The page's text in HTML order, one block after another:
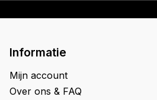
Informatie
Mijn account
Over ons & FAQ